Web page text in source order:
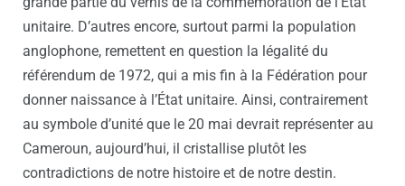
unitaire. D’autres encore, surtout parmi la population
anglophone, remettent en question la légalité du
référendum de 1972, qui a mis fin à la Fédération pour
donner naissance à l’État unitaire. Ainsi, contrairement
au symbole d’unité que le 20 mai devrait représenter au
Cameroun, aujourd’hui, il cristallise plutôt les
contradictions de notre histoire et de notre destin.